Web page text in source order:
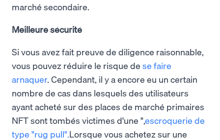
marché secondaire.
Meilleure sécurité
Si vous avez fait preuve de diligence raisonnable,
vous pouvez réduire le risque de se faire
arnaquer. Cependant, il y a encore eu un certain
nombre de cas dans lesquels des utilisateurs
ayant acheté sur des places de marché primaires
NFT sont tombés victimes d'une ",escroquerie de
type "rug pull". Lorsque vous achetez sur une